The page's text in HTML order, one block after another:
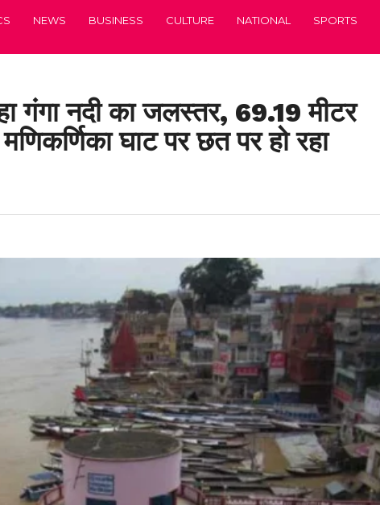
NEWS BUSINESS CULTURE NATIONAL SPORTS
गंगा नदी का जलस्तर, 69.19 मीटर
घाट पर छत पर हो रहा